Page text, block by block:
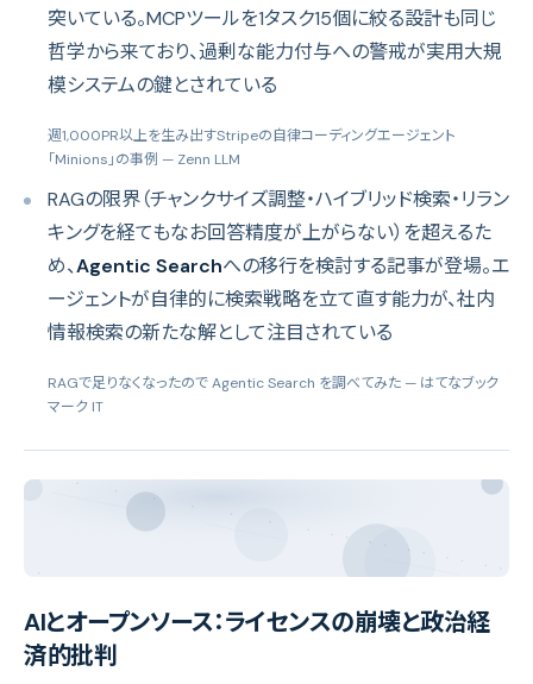
突いている。MCPツールを1タスク15個に絞る設計も同じ
哲学から来ており、過剰な能力付与への警戒が実用大規
模システムの鍵とされている
週1,000PR以上を生み出すStripeの自律コーディングエージェント
「Minions」の事例 — Zenn LLM
RAGの限界（チャンクサイズ調整・ハイブリッド検索・リラン
キングを経てもなお回答精度が上がらない）を超えるた
め、Agentic Searchへの移行を検討する記事が登場。エ
ージェントが自律的に検索戦略を立て直す能力が、社内
情報検索の新たな解として注目されている
RAGで足りなくなったので Agentic Search を調べてみた — はてなブック
マーク IT
AIとオープンソース：ライセンスの崩壊と政治経
済的批判